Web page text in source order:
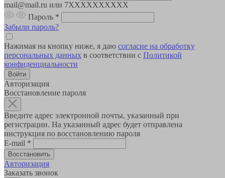
mail@mail.ru или 7XXXXXXXXXX
Пароль *
Забыли пароль?
Нажимая на кнопку ниже, я даю согласие на обработку
персональных данных в соответствии с Политикой
конфиденциальности
Авторизация
Восстановление пароля
Введите адрес электронной почты, указанный при
регистрации. На указанный адрес будет отправлена
инструкция по восстановлению пароля
E-mail *
Авторизация
Заказать звонок